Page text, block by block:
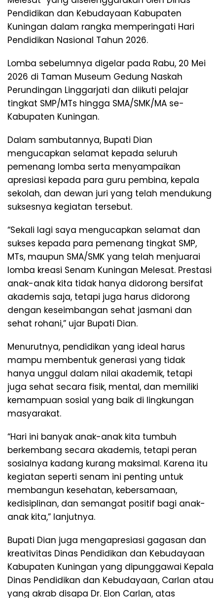
Pendidikan dan Kebudayaan Kabupaten
Kuningan dalam rangka memperingati Hari
Pendidikan Nasional Tahun 2026.
Lomba sebelumnya digelar pada Rabu, 20 Mei
2026 di Taman Museum Gedung Naskah
Perundingan Linggarjati dan diikuti pelajar
tingkat SMP/MTs hingga SMA/SMK/MA se-
Kabupaten Kuningan.
Dalam sambutannya, Bupati Dian
mengucapkan selamat kepada seluruh
pemenang lomba serta menyampaikan
apresiasi kepada para guru pembina, kepala
sekolah, dan dewan juri yang telah mendukung
suksesnya kegiatan tersebut.
“Sekali lagi saya mengucapkan selamat dan
sukses kepada para pemenang tingkat SMP,
MTs, maupun SMA/SMK yang telah menjuarai
lomba kreasi Senam Kuningan Melesat. Prestasi
anak-anak kita tidak hanya didorong bersifat
akademis saja, tetapi juga harus didorong
dengan keseimbangan sehat jasmani dan
sehat rohani,” ujar Bupati Dian.
Menurutnya, pendidikan yang ideal harus
mampu membentuk generasi yang tidak
hanya unggul dalam nilai akademik, tetapi
juga sehat secara fisik, mental, dan memiliki
kemampuan sosial yang baik di lingkungan
masyarakat.
“Hari ini banyak anak-anak kita tumbuh
berkembang secara akademis, tetapi peran
sosialnya kadang kurang maksimal. Karena itu
kegiatan seperti senam ini penting untuk
membangun kesehatan, kebersamaan,
kedisiplinan, dan semangat positif bagi anak-
anak kita,” lanjutnya.
Bupati Dian juga mengapresiasi gagasan dan
kreativitas Dinas Pendidikan dan Kebudayaan
Kabupaten Kuningan yang dipunggawai Kepala
Dinas Pendidikan dan Kebudayaan, Carlan atau
yang akrab disapa Dr. Elon Carlan, atas